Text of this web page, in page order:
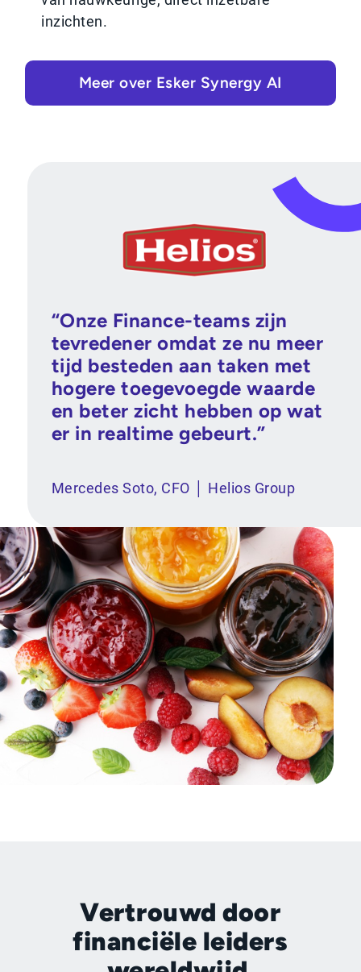
inzichten.
Meer over Esker Synergy AI
“Onze Finance-teams zijn
tevredener omdat ze nu meer
tijd besteden aan taken met
hogere toegevoegde waarde
en beter zicht hebben op wat
er in realtime gebeurt.”
Mercedes Soto, CFO │ Helios Group
Vertrouwd door
financiële leiders